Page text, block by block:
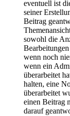
eventuell ist
seiner
Beitrag
sowohl die
wenn noch
wenn ein
überarbeitet
halten, eine
überarbeitet
einen Beitrag
darauf